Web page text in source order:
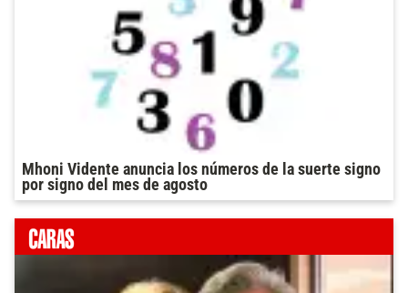
Mhoni Vidente anuncia los números de la suerte signo
por signo del mes de agosto